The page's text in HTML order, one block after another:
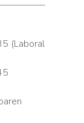
(Laboral